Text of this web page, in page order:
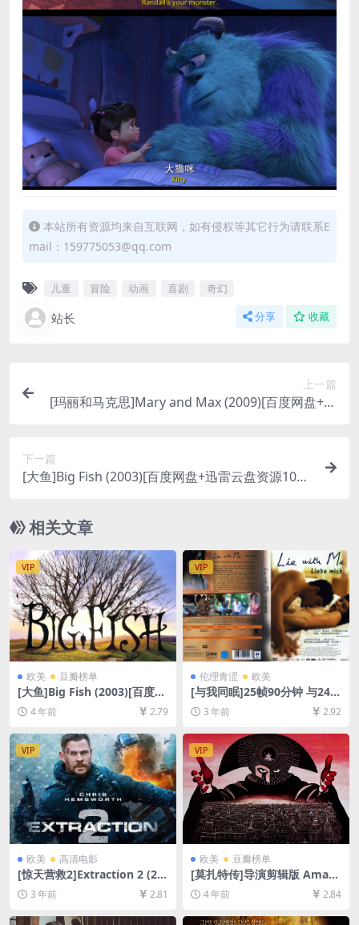
本站所有资源均来自互联网，如有侵权等其它行为请联系E
mail：159775053@qq.com
儿童 冒险 动画 喜剧 奇幻
站长 分享 收藏
上一篇
[玛丽和马克思]Mary and Max (2009)[百度网盘+迅
下一篇
[大鱼]Big Fish (2003)[百度网盘+迅雷云盘资源1080
相关文章
VIP
欧美 豆瓣榜单
[大鱼]Big Fish (2003)[百度网
盘+迅雷云盘资源1080P超清
未删减][MP4/8.0GB][中英字
4 年前 2.79
VIP
伦理青涩 欧美
[与我同眠]25帧90分钟 与24帧
93分钟版本一致 Lie with Me
(2005)[百度网盘+迅雷云盘资
GB][中英字幕]
3 年前 2.92
VIP
欧美 高清电影
[惊天营救2]Extraction 2 (20
23)[百度网盘+迅雷云盘资源1
080P超清未删减][MP4/7GB]
[中文字幕]
3 年前 2.81
VIP
欧美 豆瓣榜单
[莫扎特传]导演剪辑版 Amad
eus (1984)[百度网盘+迅雷云
盘资源1080P超清未删减][MP
4/11GB][中文字幕]
4 年前 2.84